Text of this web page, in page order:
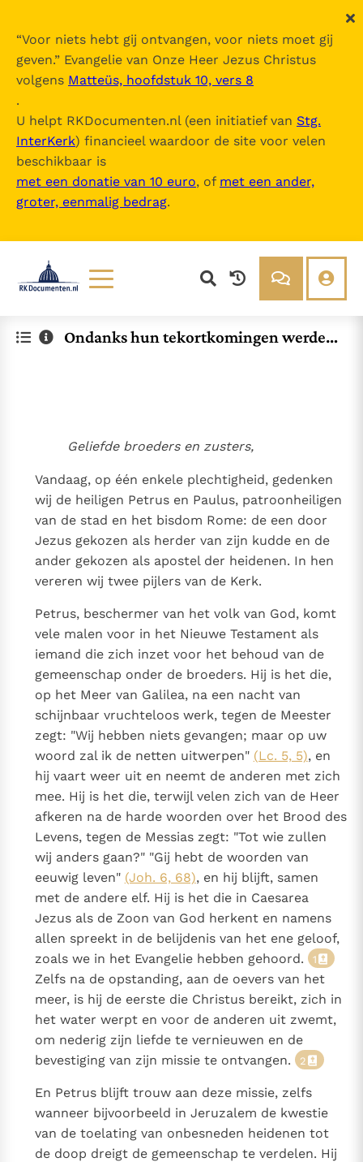
“Voor niets hebt gij ontvangen, voor niets moet gij
geven.” Evangelie van Onze Heer Jezus Christus
volgens Matteüs, hoofdstuk 10, vers 8
.
U helpt RKDocumenten.nl (een initiatief van Stg.
InterKerk) financieel waardoor de site voor velen
beschikbaar is
met een donatie van 10 euro, of met een ander,
groter, eenmalig bedrag.
Documenten
Over RK Documenten
Nieuwste Documenten
5. Het gebed van de Kerk
In Christus wordt onze honger vervuld
Leer de kostbare parel van Gods koninkrijk te
herkennen
Gods Koninkrijk groeit stilletjes door liefde, niet door
heiligheid
Berichten
Het Vaticaan publiceert een nieuwe Latijnse uitgave
van het Romeins martyrologium
Vaticaanse financiële waakhond verliest autonomie
Paus spreekt het Wereldvoedselprogramma toe
Paus Leo XIV in Pavia: "De stad is zowel een gave als
een taak"
Paus in Pavia: St. Augustinus toont ons de noodzaak om
"naar het innerlijk" toe te keren.
RK Documenten stelt heel veel belangrijke
kerkelijke documenten van de Rooms
Katholieke Kerk in het Nederlands beschikbaar
en is volledig afhankelijk van donaties.
Ik help mee!
Ondanks hun tekortkomingen werden
Geliefde broeders en zusters,
Vandaag, op één enkele plechtigheid, gedenken
wij de heiligen Petrus en Paulus, patroonheiligen
van de stad en het bisdom Rome: de een door
Jezus gekozen als herder van zijn kudde en de
ander gekozen als apostel der heidenen. In hen
vereren wij twee pijlers van de Kerk.
Petrus, beschermer van het volk van God, komt
vele malen voor in het Nieuwe Testament als
iemand die zich inzet voor het behoud van de
gemeenschap onder de broeders. Hij is het die,
op het Meer van Galilea, na een nacht van
schijnbaar vruchteloos werk, tegen de Meester
zegt: "Wij hebben niets gevangen; maar op uw
woord zal ik de netten uitwerpen" (Lc. 5, 5), en
hij vaart weer uit en neemt de anderen met zich
mee. Hij is het die, terwijl velen zich van de Heer
afkeren na de harde woorden over het Brood des
Levens, tegen de Messias zegt: "Tot wie zullen
wij anders gaan?" "Gij hebt de woorden van
eeuwig leven" (Joh. 6, 68), en hij blijft, samen
met de andere elf. Hij is het die in Caesarea
Jezus als de Zoon van God herkent en namens
allen spreekt in de belijdenis van het ene geloof,
zoals we in het Evangelie hebben gehoord.
1
Zelfs na de opstanding, aan de oevers van het
meer, is hij de eerste die Christus bereikt, zich in
het water werpt en voor de anderen uit zwemt,
om nederig zijn liefde te vernieuwen en de
bevestiging van zijn missie te ontvangen.
2
En Petrus blijft trouw aan deze missie, zelfs
wanneer bijvoorbeeld in Jeruzalem de kwestie
van de toelating van onbesneden heidenen tot
de doop dreigt de gemeenschap te verdelen. Hij